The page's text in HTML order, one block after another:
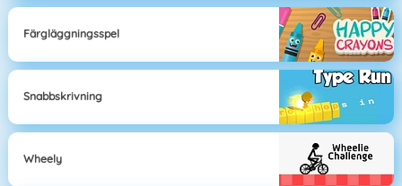
Färgläggningsspel
Snabbskrivning
Wheely